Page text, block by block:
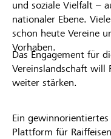
und soziale Vielfalt –
nationaler Ebene.
schon heute Vereine
Vorhaben.
Das Engagement für
Vereinslandschaft will
weiter stärken.
Ein
Plattform für